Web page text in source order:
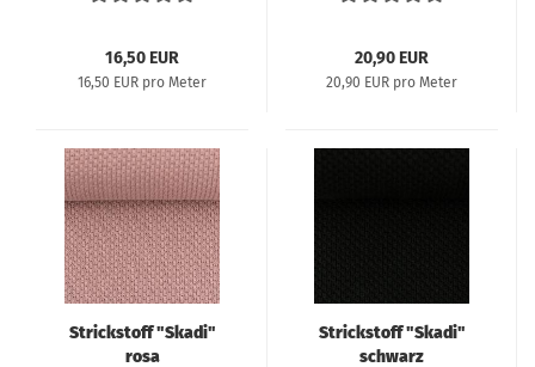
16,50 EUR
16,50 EUR pro Meter
20,90 EUR
20,90 EUR pro Meter
Strickstoff "Skadi"
rosa
Strickstoff "Skadi"
schwarz